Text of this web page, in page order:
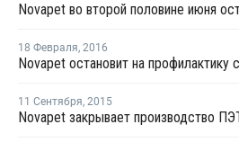
18 Февраля, 2016
11 Сентября, 2015